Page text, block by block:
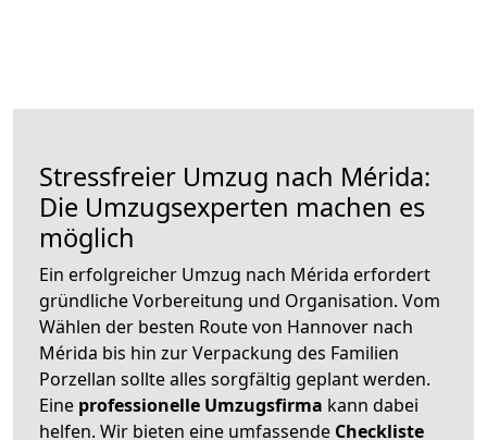
Stressfreier Umzug nach Mérida:
Die Umzugsexperten machen es
möglich
Ein erfolgreicher Umzug nach Mérida erfordert
gründliche Vorbereitung und Organisation. Vom
Wählen der besten Route von Hannover nach
Mérida bis hin zur Verpackung des Familien
Porzellan sollte alles sorgfältig geplant werden.
Eine professionelle Umzugsfirma kann dabei
helfen. Wir bieten eine umfassende Checkliste